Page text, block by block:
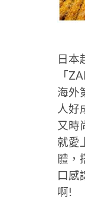
日本
「
海外
人好
又時
就愛
體，
口感
啊!